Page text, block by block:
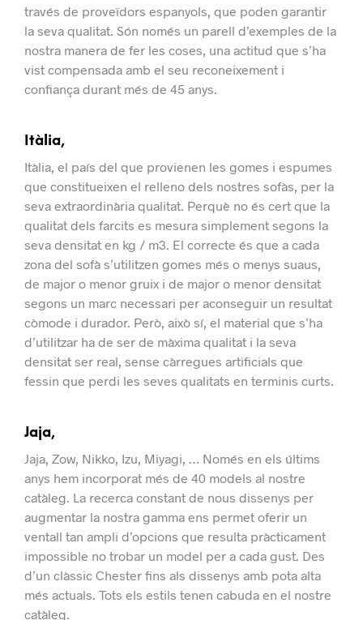
través de proveïdors espanyols, que poden garantir
la seva qualitat. Són només un parell d’exemples de la
nostra manera de fer les coses, una actitud que s’ha
vist compensada amb el seu reconeixement i
confiança durant més de 45 anys.
Itàlia,
Itàlia, el país del que provienen les gomes i espumes
que constitueixen el relleno dels nostres sofàs, per la
seva extraordinària qualitat. Perquè no és cert que la
qualitat dels farcits es mesura simplement segons la
seva densitat en kg / m3. El correcte és que a cada
zona del sofà s’utilitzen gomes més o menys suaus,
de major o menor gruix i de major o menor densitat
segons un marc necessari per aconseguir un resultat
còmode i durador. Però, això sí, el material que s’ha
d’utilitzar ha de ser de màxima qualitat i la seva
densitat ser real, sense càrregues artificials que
fessin que perdi les seves qualitats en terminis curts.
Jaja,
Jaja, Zow, Nikko, Izu, Miyagi, … Només en els últims
anys hem incorporat més de 40 models al nostre
catàleg. La recerca constant de nous dissenys per
augmentar la nostra gamma ens permet oferir un
ventall tan ampli d’opcions que resulta pràcticament
impossible no trobar un model per a cada gust. Des
d’un clàssic Chester fins als dissenys amb pota alta
més actuals. Tots els estils tenen cabuda en el nostre
catàleg.